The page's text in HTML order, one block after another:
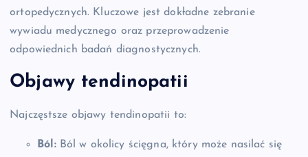
ortopedycznych. Kluczowe jest dokładne zebranie
wywiadu medycznego oraz przeprowadzenie
odpowiednich badań diagnostycznych.
Objawy tendinopatii
Najczęstsze objawy tendinopatii to:
Ból:Ból w okolicy ścięgna, który może nasilać się